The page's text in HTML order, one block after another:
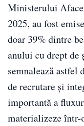
Ministerului
2025, au fost
doar 39% dintre
anului cu drept de
semnalează
de recrutare și
importantă a
materializeze într-